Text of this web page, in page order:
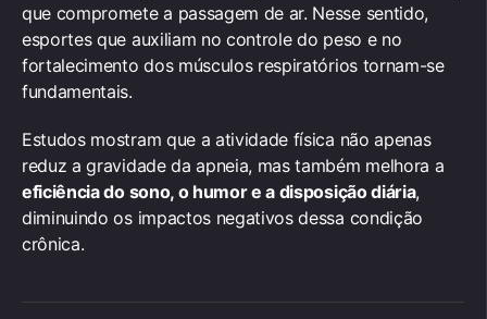
que compromete a passagem de ar. Nesse sentido,
esportes que auxiliam no controle do peso e no
fortalecimento dos músculos respiratórios tornam-se
fundamentais.
Estudos mostram que a atividade física não apenas
reduz a gravidade da apneia, mas também melhora a
eficiência do sono, o humor e a disposição diária,
diminuindo os impactos negativos dessa condição
crônica.